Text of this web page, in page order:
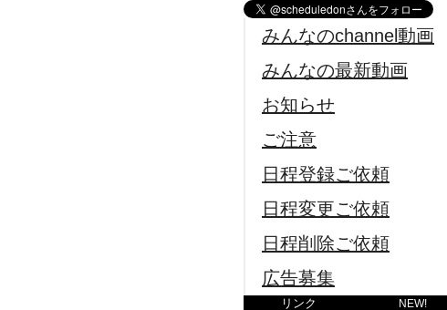
みんなのchannel動画
みんなの最新動画
お知らせ
ご注意
日程登録ご依頼
日程変更ご依頼
日程削除ご依頼
広告募集
リンク NEW!